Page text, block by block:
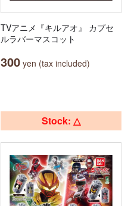
TVアニメ『キルアオ』 カプセ
ルラバーマスコット
300 yen (tax included)
Stock: △